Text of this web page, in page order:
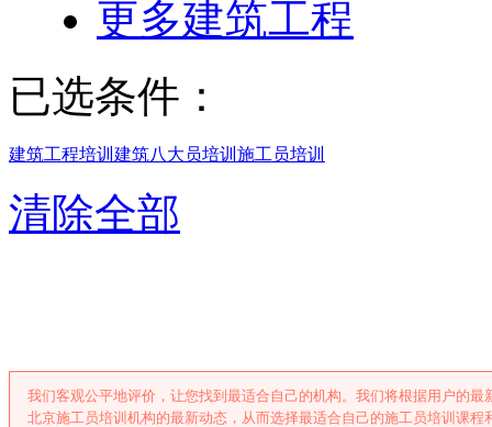
更多建筑工程
已选条件：
建筑工程培训 建筑八大员培训 施工员培训
清除全部
我们客观公平地评价，让您找到最适合自己的机构。我们将根据用户的
北京施工员培训机构的最新动态，从而选择最适合自己的施工员培训课程